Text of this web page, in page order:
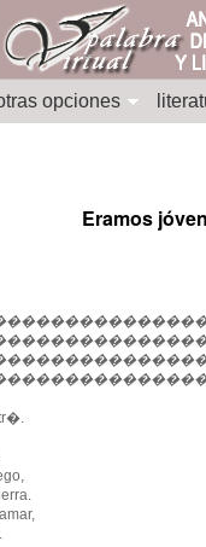
opciones
Eramos